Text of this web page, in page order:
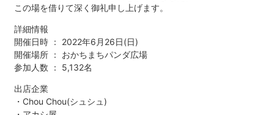
この場を借りて深く御礼申し上げます。
詳細情報
開催日時 ： 2022年6月26日(日)
開催場所 ： おかちまちパンダ広場
参加人数 ： 5,132名
出店企業
・Chou Chou(シュシュ)